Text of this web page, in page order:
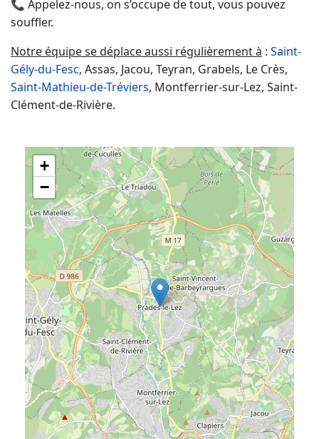
+
−
📞 Appelez-nous, on s’occupe de tout, vous pouvez
souffler.
Notre équipe se déplace aussi régulièrement à : Saint-
Gély-du-Fesc, Assas, Jacou, Teyran, Grabels, Le Crès,
Saint-Mathieu-de-Tréviers, Montferrier-sur-Lez, Saint-
Clément-de-Rivière.